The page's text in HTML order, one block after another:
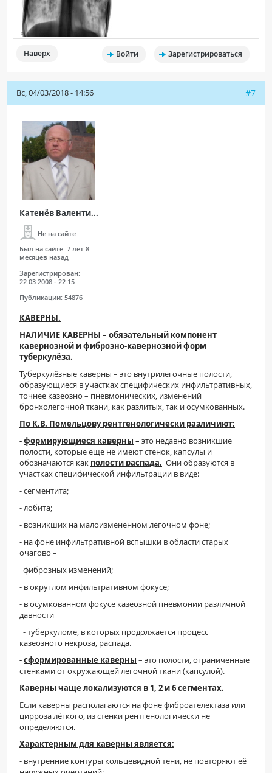
Наверх Войти Зарегистрироваться
Вс, 04/03/2018 - 14:56 #7
Катенёв Валенти...
Не на сайте
Был на сайте: 7 лет 8
месяцев назад
Зарегистрирован:
22.03.2008 - 22:15
Публикации: 54876
КАВЕРНЫ.
НАЛИЧИЕ КАВЕРНЫ – обязательный компонент
кавернозной и фиброзно-кавернозной форм
туберкулёза.
Туберкулёзные каверны – это внутрилегочные полости,
образующиеся в участках специфических инфильтративных,
точнее казеозно – пневмонических, изменений
бронхолегочной ткани, как разлитых, так и осумкованных.
По К.В. Помельцову рентгенологически различиют:
-формирующиеся каверны – это недавно возникшие
полости, которые еще не имеют стенок, капсулы и
обозначаются как полости распада. Они образуются в
участках специфической инфильтрации в виде:
- сегментита;
- лобита;
- возникших на малоизмененном легочном фоне;
- на фоне инфильтративной вспышки в области старых
очагово –
фиброзных изменений;
- в округлом инфильтративном фокусе;
- в осумкованном фокусе казеозной пневмонии различной
давности
- туберкуломе, в которых продолжается процесс
казеозного некроза, распада.
-сформированные каверны – это полости, ограниченные
стенками от окружающей легочной ткани (капсулой).
Каверны чаще локализуются в 1, 2 и 6 сегментах.
Если каверны располагаются на фоне фиброателектаза или
цирроза лёгкого, из стенки рентгенологически не
определяются.
Характерным для каверны является:
- внутренние контуры кольцевидной тени, не повторяют её